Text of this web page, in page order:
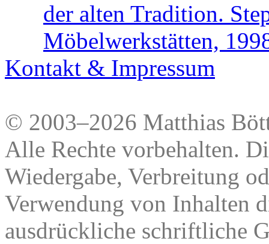
der alten Tradition.
Möbelwerkstätten,
Kontakt & Impressum
© 2003–2026 Matthias
Alle Rechte vorbehalten.
Wiedergabe, Verbreitung
Verwendung von Inhalten
ausdrückliche schriftliche